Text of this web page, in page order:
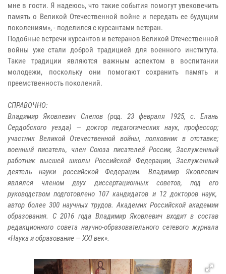
мне в гости. Я надеюсь, что такие события помогут увековечить
память о Великой Отечественной войне и передать ее будущим
поколениям», - поделился с курсантами ветеран.
Подобные встречи курсантов и ветеранов Великой Отечественной
войны уже стали доброй традицией для военного института.
Такие традиции являются важным аспектом в воспитании
молодежи, поскольку они помогают сохранить память и
преемственность поколений.
СПРАВОЧНО:
Владимир Яковлевич Слепов (род. 23 февраля 1925, с. Елань
Сердобского уезда) — доктор педагогических наук, профессор;
участник Великой Отечественной войны, полковник в отставке;
военный писатель, член Союза писателей России, Заслуженный
работник высшей школы Российской Федерации, Заслуженный
деятель науки российской Федерации. Владимир Яковлевич
являлся членом двух диссертационных советов, под его
руководством подготовлено 107 кандидатов и 12 докторов наук,
автор более 300 научных трудов. Академик Российской академии
образования. С 2016 года Владимир Яковлевич входит в состав
редакционного совета научно-образовательного сетевого журнала
«Наука и образование — XXI век».